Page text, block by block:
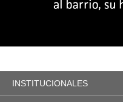
INSTITUCIONALES